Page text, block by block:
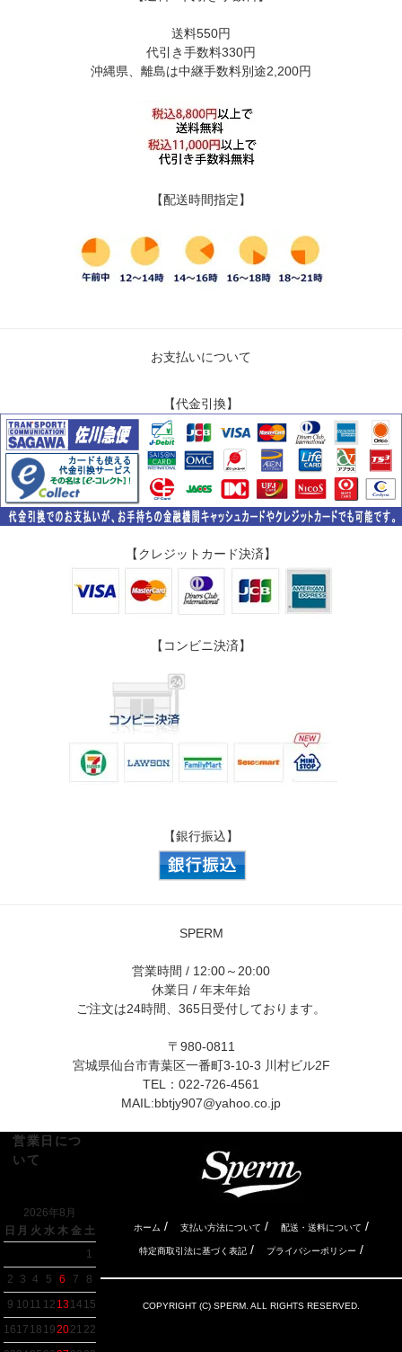
送料550円
代引き手数料330円
沖縄県、離島は中継手数料別途2,200円
【配送時間指定】
お支払いについて
【代金引換】
【クレジットカード決済】
【コンビニ決済】
【銀行振込】
SPERM
営業時間 / 12:00～20:00
休業日 / 年末年始
ご注文は24時間、365日受付しております。
〒980-0811
宮城県仙台市青葉区一番町3-10-3 川村ビル2F
TEL：022-726-4561
MAIL:bbtjy907@yahoo.co.jp
営業日につ
いて
2026年8月
日
月 火 水 木 金 土
1
2
3 4 5 6 7
8
9 10 11 12 1314 15
1617 18 192021 22
ホーム / 支払い方法について / 配送・送料について /
特定商取引法に基づく表記 / プライバシーポリシー /
COPYRIGHT (C) SPERM. ALL RIGHTS RESERVED.